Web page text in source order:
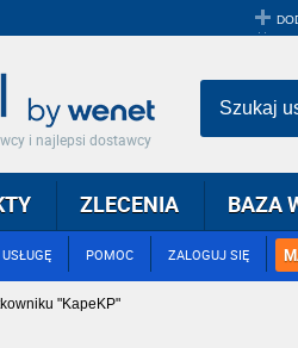
i najlepsi dostawcy
POMOC ZALOGUJ SIĘ
ZLECENIA BAZA
Szukaj
"KapeKP"